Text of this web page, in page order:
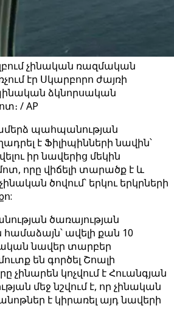
չինական ռազմական
էր Սկարբորո ժայռի
ձկնորսական
/ AP
պահպանության
է Ֆիլիպինների նավին՝
իր նավերից մեկին
որը վիճելի տարածք է և
ծովում՝ երկու երկրների
ծառայության
ավելի քան 10
նավեր տարբեր
են գործել Շոալի
չինարեն կոչվում է Հուանգյան
մեջ նշվում է, որ չինական
է կիրառել այդ նավերի